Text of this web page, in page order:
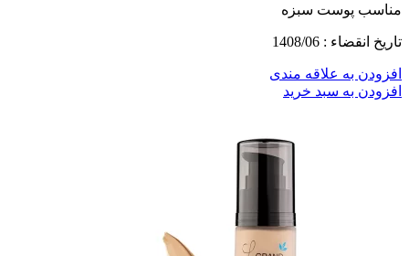
مناسب پوست سبزه
تاریخ انقضاء : 1408/06
افزودن به علاقه مندی
افزودن به سبد خرید